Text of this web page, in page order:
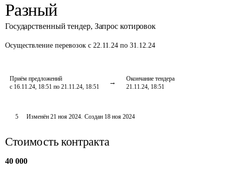
Разный
Государственный тендер, Запрос котировок
Осуществление перевозок с 22.11.24 по 31.12.24
Приём предложений
с 16.11.24, 18:51 по 21.11.24, 18:51
Окончание тендера
21.11.24, 18:51
5 Изменён 21 ноя 2024. Создан 18 ноя 2024
Стоимость контракта
40 000